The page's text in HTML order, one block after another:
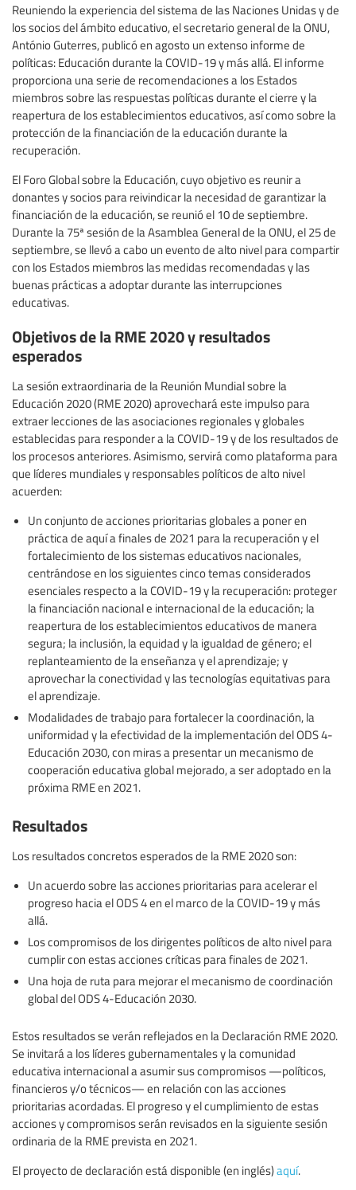
Reuniendo la experiencia del sistema de las Naciones Unidas y de
los socios del ámbito educativo, el secretario general de la ONU,
António Guterres, publicó en agosto un extenso informe de
políticas: Educación durante la COVID-19 y más allá. El informe
proporciona una serie de recomendaciones a los Estados
miembros sobre las respuestas políticas durante el cierre y la
reapertura de los establecimientos educativos, así como sobre la
protección de la financiación de la educación durante la
recuperación.
El Foro Global sobre la Educación, cuyo objetivo es reunir a
donantes y socios para reivindicar la necesidad de garantizar la
financiación de la educación, se reunió el 10 de septiembre.
Durante la 75ª sesión de la Asamblea General de la ONU, el 25 de
septiembre, se llevó a cabo un evento de alto nivel para compartir
con los Estados miembros las medidas recomendadas y las
buenas prácticas a adoptar durante las interrupciones
educativas.
Objetivos de la RME 2020 y resultados
esperados
La sesión extraordinaria de la Reunión Mundial sobre la
Educación 2020 (RME 2020) aprovechará este impulso para
extraer lecciones de las asociaciones regionales y globales
establecidas para responder a la COVID-19 y de los resultados de
los procesos anteriores. Asimismo, servirá como plataforma para
que líderes mundiales y responsables políticos de alto nivel
acuerden:
Un conjunto de acciones prioritarias globales a poner en
práctica de aquí a finales de 2021 para la recuperación y el
fortalecimiento de los sistemas educativos nacionales,
centrándose en los siguientes cinco temas considerados
esenciales respecto a la COVID-19 y la recuperación: proteger
la financiación nacional e internacional de la educación; la
reapertura de los establecimientos educativos de manera
segura; la inclusión, la equidad y la igualdad de género; el
replanteamiento de la enseñanza y el aprendizaje; y
aprovechar la conectividad y las tecnologías equitativas para
el aprendizaje.
Modalidades de trabajo para fortalecer la coordinación, la
uniformidad y la efectividad de la implementación del ODS 4-
Educación 2030, con miras a presentar un mecanismo de
cooperación educativa global mejorado, a ser adoptado en la
próxima RME en 2021.
Resultados
Los resultados concretos esperados de la RME 2020 son:
Un acuerdo sobre las acciones prioritarias para acelerar el
progreso hacia el ODS 4 en el marco de la COVID-19 y más
allá.
Los compromisos de los dirigentes políticos de alto nivel para
cumplir con estas acciones críticas para finales de 2021.
Una hoja de ruta para mejorar el mecanismo de coordinación
global del ODS 4-Educación 2030.
Estos resultados se verán reflejados en la Declaración RME 2020.
Se invitará a los líderes gubernamentales y la comunidad
educativa internacional a asumir sus compromisos —políticos,
financieros y/o técnicos— en relación con las acciones
prioritarias acordadas. El progreso y el cumplimiento de estas
acciones y compromisos serán revisados en la siguiente sesión
ordinaria de la RME prevista en 2021.
El proyecto de declaración está disponible (en inglés)aquí.